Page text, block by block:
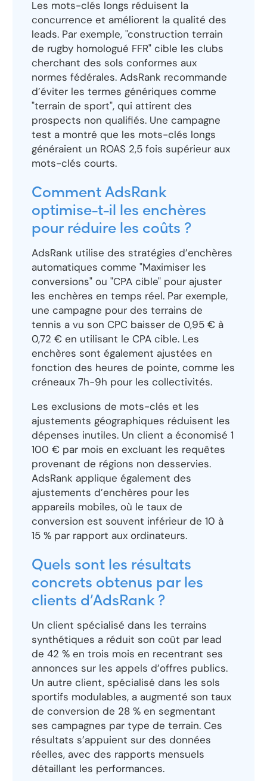
Les mots-clés longs réduisent la
concurrence et améliorent la qualité des
leads. Par exemple, "construction terrain
de rugby homologué FFR" cible les clubs
cherchant des sols conformes aux
normes fédérales. AdsRank recommande
d’éviter les termes génériques comme
"terrain de sport", qui attirent des
prospects non qualifiés. Une campagne
test a montré que les mots-clés longs
généraient un ROAS 2,5 fois supérieur aux
mots-clés courts.
Comment AdsRank
optimise-t-il les enchères
pour réduire les coûts ?
AdsRank utilise des stratégies d’enchères
automatiques comme "Maximiser les
conversions" ou "CPA cible" pour ajuster
les enchères en temps réel. Par exemple,
une campagne pour des terrains de
tennis a vu son CPC baisser de 0,95 € à
0,72 € en utilisant le CPA cible. Les
enchères sont également ajustées en
fonction des heures de pointe, comme les
créneaux 7h-9h pour les collectivités.
Les exclusions de mots-clés et les
ajustements géographiques réduisent les
dépenses inutiles. Un client a économisé 1
100 € par mois en excluant les requêtes
provenant de régions non desservies.
AdsRank applique également des
ajustements d’enchères pour les
appareils mobiles, où le taux de
conversion est souvent inférieur de 10 à
15 % par rapport aux ordinateurs.
Quels sont les résultats
concrets obtenus par les
clients d’AdsRank ?
Un client spécialisé dans les terrains
synthétiques a réduit son coût par lead
de 42 % en trois mois en recentrant ses
annonces sur les appels d’offres publics.
Un autre client, spécialisé dans les sols
sportifs modulables, a augmenté son taux
de conversion de 28 % en segmentant
ses campagnes par type de terrain. Ces
résultats s’appuient sur des données
réelles, avec des rapports mensuels
détaillant les performances.